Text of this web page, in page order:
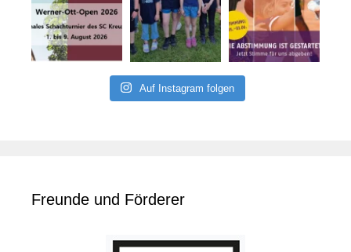
Auf Instagram folgen
Freunde und Förderer